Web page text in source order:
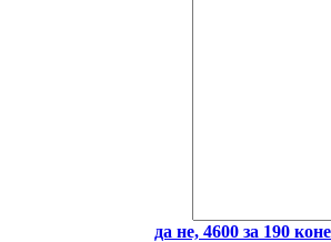
да не, 4600 за 190